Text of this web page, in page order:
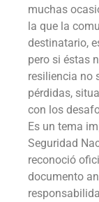
muchas
la que la
destinatario,
pero si éstas
resiliencia no
pérdidas,
con los
Es un tema
Seguridad
reconoció
documento